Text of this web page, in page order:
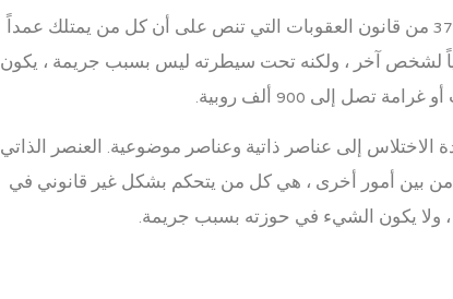
تم تنظيم جريمة الاختلاس في المادة 372 من قانون العقوبات التي تنص على أن كل من يمتلك عمداً
لشخص آخر ، ولكنه تحت سيطرته ليس بسبب جريمة ، يكون
الاختلاس إلى عناصر ذاتية وعناصر موضوعية. العنصر الذاتي
من بين أمور أخرى ، هي كل من يتحكم بشكل غير قانوني في
يكون الشيء في حوزته بسبب جريمة.